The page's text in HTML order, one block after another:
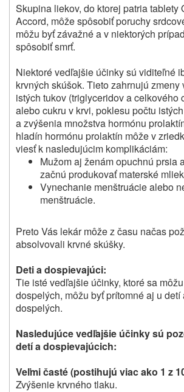
Skupina liekov, do ktorej patria tablety
Accord, môže spôsobiť poruchy
môžu byť závažné a v niektorých
spôsobiť smrť.
Niektoré vedľajšie účinky sú viditeľné
krvných skúšok. Tieto zahrnujú zmeny
istých tukov (triglyceridov a celkového
alebo cukru v krvi, poklesu počtu
a zvýšenia množstva hormónu
hladín hormónu prolaktín môže v
viesť k nasledujúcim komplikáciám:
Mužom aj ženám opuchnú prsia
začnú produkovať materské
Vynechanie menštruácie alebo
menštruácie.
Preto Vás lekár môže z času načas
absolvovali krvné skúšky.
Deti a dospievajúci:
Tie isté vedľajšie účinky, ktoré sa
dospelých, môžu byť prítomné aj u detí
dospelých.
Nasledujúce vedľajšie účinky sú
detí a dospievajúcich:
Veľmi časté (postihujú viac ako 1 z
Zvýšenie krvného tlaku.